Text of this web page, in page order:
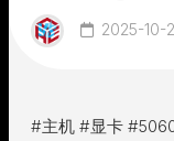
2025-10-
#主机 #显卡